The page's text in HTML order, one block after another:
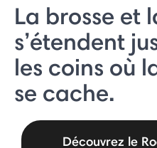
La brosse et
s’étendent
les coins où
se cache.
Découvrez le